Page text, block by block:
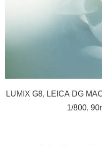
LUMIX G8, LEICA DG
1/800,